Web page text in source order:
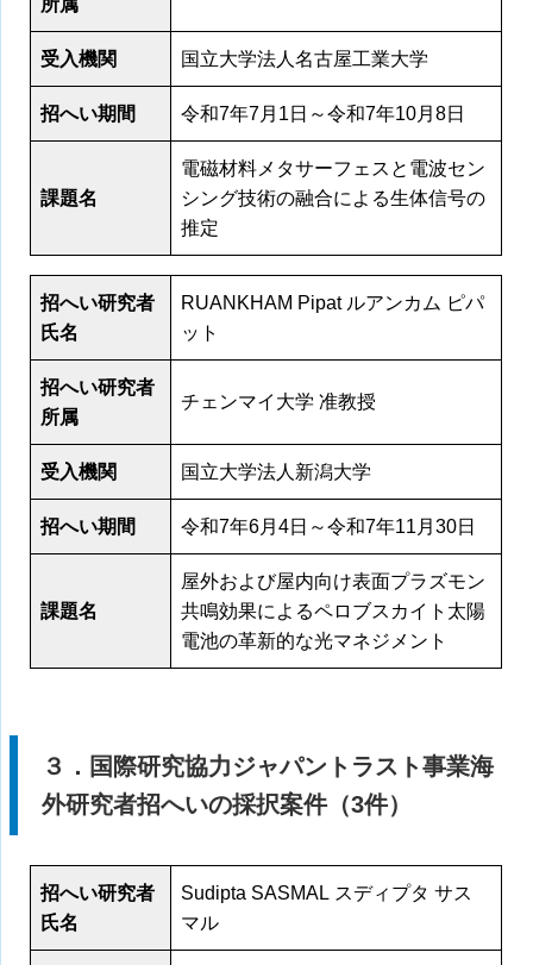
受入機関 国立大学法人名古屋工業大学
招へい期間 令和7年7月1日～令和7年10月8日
課題名
電磁材料メタサーフェスと電波セン
シング技術の融合による生体信号の
推定
招へい研究者
氏名
RUANKHAM Pipat ルアンカム ピパ
ット
招へい研究者
所属
チェンマイ大学 准教授
受入機関 国立大学法人新潟大学
招へい期間 令和7年6月4日～令和7年11月30日
課題名
屋外および屋内向け表面プラズモン
共鳴効果によるペロブスカイト太陽
電池の革新的な光マネジメント
３．国際研究協力ジャパントラスト事業海
外研究者招へいの採択案件（3件）
招へい研究者
氏名
Sudipta SASMAL スディプタ サス
マル